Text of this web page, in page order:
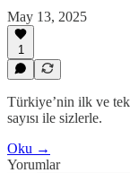
May 13, 2025
1
Türkiye’nin ilk ve
sayısı ile sizlerle.
Oku →
Yorumlar